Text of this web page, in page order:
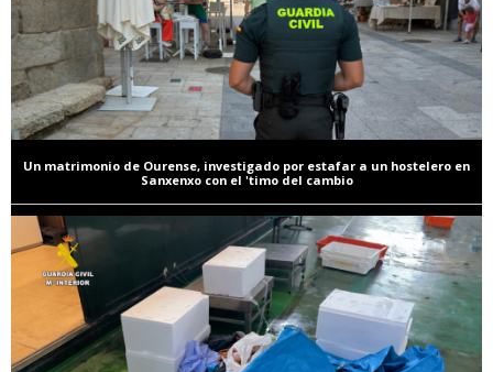
Un matrimonio de Ourense, investigado por estafar a un hostelero en
Sanxenxo con el 'timo del cambio